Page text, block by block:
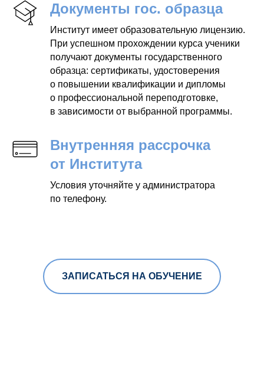
Документы гос. образца
Институт имеет образовательную лицензию.
При успешном прохождении курса ученики
получают документы государственного
образца: сертификаты, удостоверения
о повышении квалификации и дипломы
о профессиональной переподготовке,
в зависимости от выбранной программы.
Внутренняя рассрочка
от Института
Условия уточняйте у администратора
по телефону.
ЗАПИСАТЬСЯ НА ОБУЧЕНИЕ